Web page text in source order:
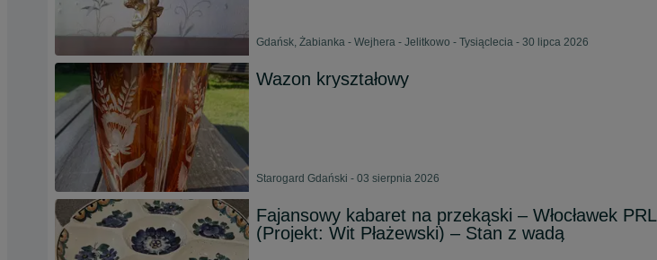
Gdańsk, Żabianka - Wejhera - Jelitkowo - Tysiąclecia - 30 lipca 2026
Wazon kryształowy
Starogard Gdański - 03 sierpnia 2026
Fajansowy kabaret na przekąski – Włocławek PRL
(Projekt: Wit Płażewski) – Stan z wadą